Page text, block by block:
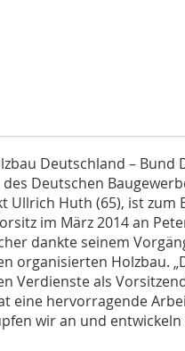
Deutschland – Bund
Deutschen
Huth (65), ist zum
im März 2014 an
dankte seinem
organisierten Holzbau.
Verdienste als
eine hervorragende
wir an und entwickeln